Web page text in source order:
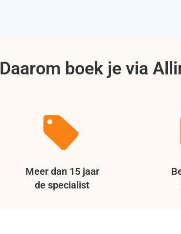
Daarom boek je via
Meer dan 15 jaar
de specialist